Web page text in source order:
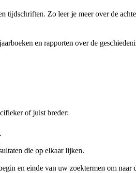
Zo leer je meer over de
en rapporten over de
of juist breder:
die op elkaar lijken.
en einde van uw zoektermen om